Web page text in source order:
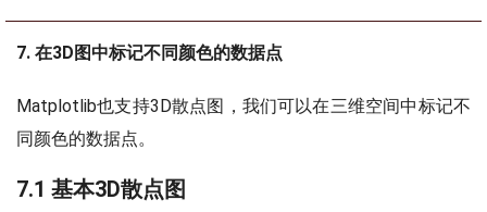
7. 在3D图中标记不同颜色的数据点
Matplotlib也支持3D散点图，我们可以在三维空间中标记不
同颜色的数据点。
7.1 基本3D散点图